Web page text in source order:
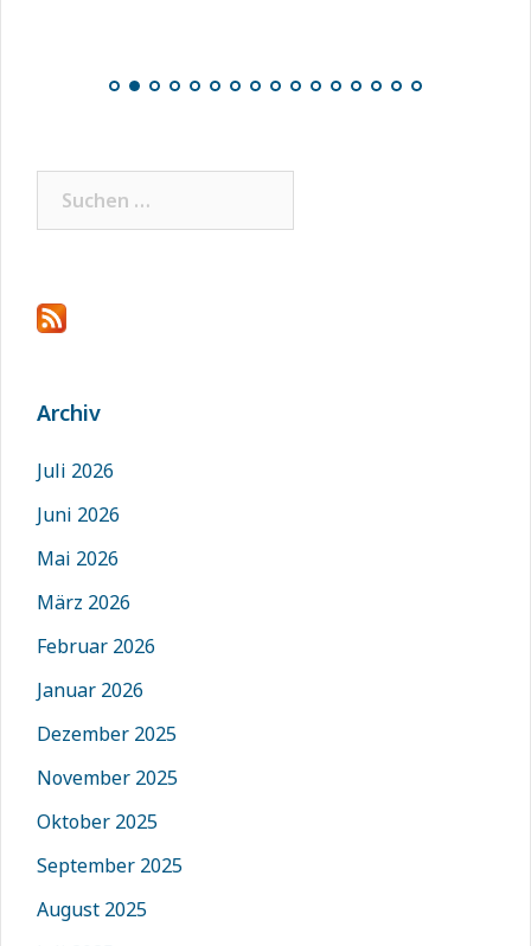
Archiv
Juli 2026
Juni 2026
Mai 2026
März 2026
Februar 2026
Januar 2026
Dezember 2025
November 2025
Oktober 2025
September 2025
August 2025